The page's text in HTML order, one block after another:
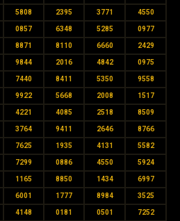
5808 2395 3771 4550
0857 6348 5285 0977
8871 8110 6660 2429
9844 2016 4842 0975
7440 8411 5350 9558
9922 5668 2008 1517
4221 4085 2518 8509
3764 9411 2646 8766
7625 1935 4131 5582
7299 0886 4550 5924
1165 8850 1434 6997
6001 1777 8984 3525
4148 0181 0501 7252